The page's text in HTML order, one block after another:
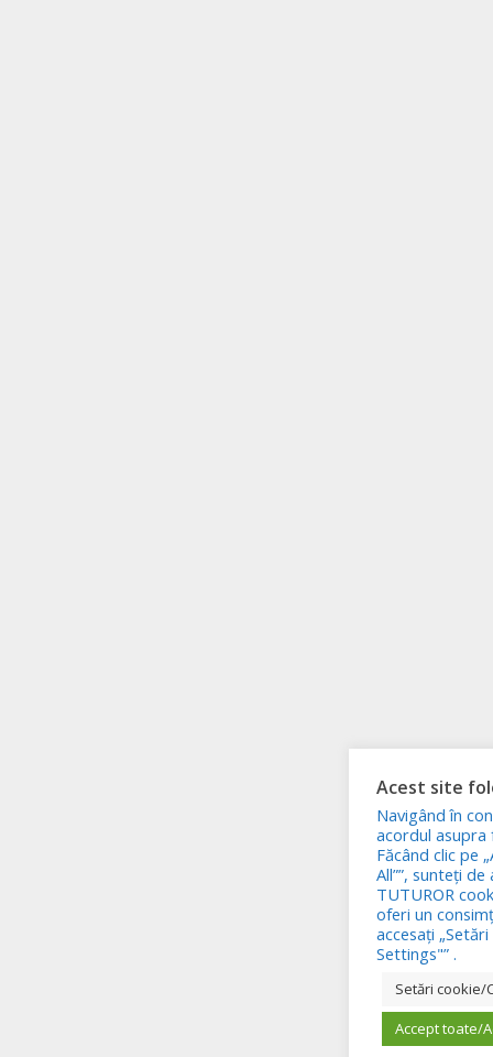
Acest site
Navigând în
acordul asupra
Făcând clic pe
All””, sunteți
TUTUROR
oferi un
accesați
Settings"” .
Setări cookie/
Accept toate/